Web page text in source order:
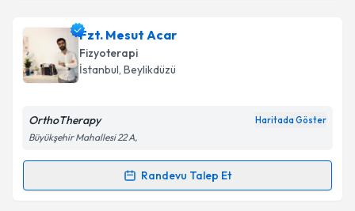
takvim hazırlandığında e-posta ile bilgilendireceğiz.
E-posta Adresiniz
Kişisel verilerimin işlenmesine ilişkin
Metni'ni okudum ve kişisel verilerimin belirtilen
kapsamda işlenmesini kabul ediyorum.
Fzt. Mesut Acar
Fizyoterapi
İstanbul, Beylikdüzü
OrthoTherapy Haritada Göster
Büyükşehir Mahallesi 22 A,
Randevu Talep Et
Randevu Takvimi Talebi